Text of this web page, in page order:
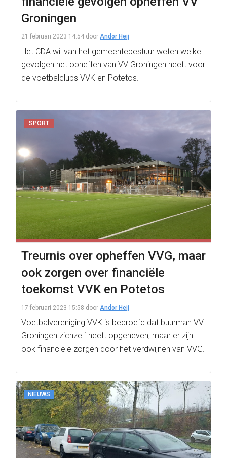
Groningen
21 februari 2023 14:54 door Andor Heij
Het CDA wil van het gemeentebestuur weten welke
gevolgen het opheffen van VV Groningen heeft voor
de voetbalclubs VVK en Potetos.
SPORT
Treurnis over opheffen VVG, maar
ook zorgen over financiële
toekomst VVK en Potetos
17 februari 2023 15:58 door Andor Heij
Voetbalvereniging VVK is bedroefd dat buurman VV
Groningen zichzelf heeft opgeheven, maar er zijn
ook financiële zorgen door het verdwijnen van VVG.
NIEUWS